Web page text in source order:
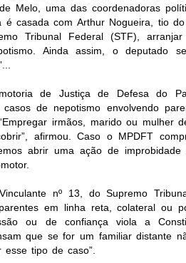
Melo, uma das coordenadoras
é casada com Arthur Nogueira, tio
Tribunal Federal (STF),
Ainda assim, o deputado
de Justiça de Defesa do
casos de nepotismo envolvendo
irmãos, marido ou mulher
afirmou. Caso o MPDFT
abrir uma ação de
nº 13, do Supremo
em linha reta, colateral ou
ou de confiança viola a
que se for um familiar distante
tipo de caso”.